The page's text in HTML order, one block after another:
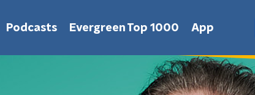
Podcasts Evergreen Top 1000 App